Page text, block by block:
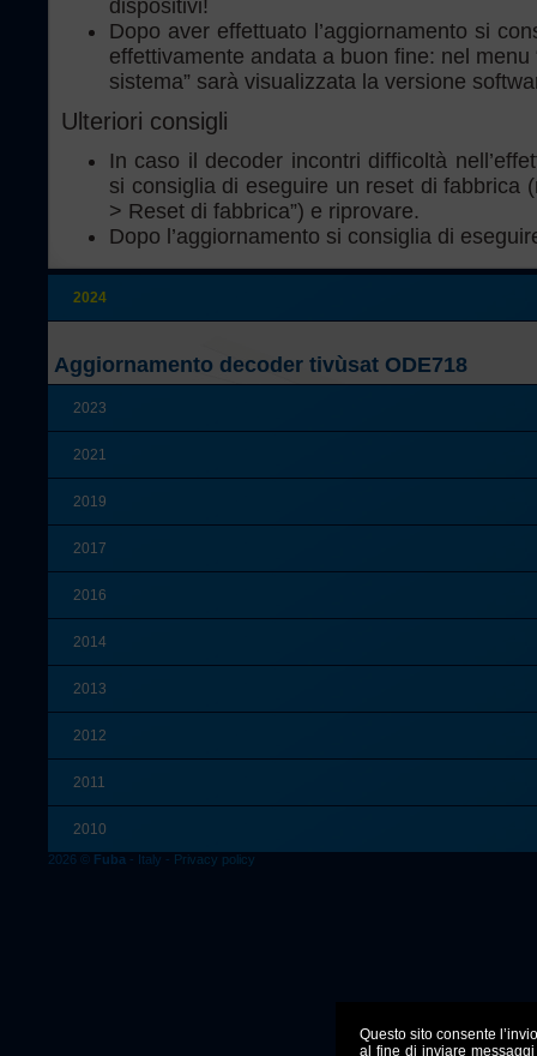
Questo sito consente
al fine di inviare
dispositivi!
Dopo aver effettuato l’aggiornamento si
effettivamente andata a buon fine: nel
sistema” sarà visualizzata la versione
Ulteriori consigli
In caso il decoder incontri difficoltà
si consiglia di eseguire un reset di fabbrica
> Reset di fabbrica”) e riprovare.
Dopo l’aggiornamento si consiglia di
2024
Aggiornamento decoder tivùsat ODE718
2023
2021
2019
2017
2016
2014
2013
2012
2011
2010
2026 © Fuba - Italy - Privacy policy